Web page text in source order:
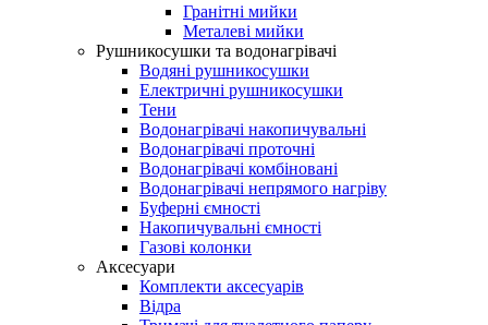
Гранітні мийки
Металеві мийки
Рушникосушки та водонагрівачі
Водяні рушникосушки
Електричні рушникосушки
Тени
Водонагрівачі накопичувальні
Водонагрівачі проточні
Водонагрівачі комбіновані
Водонагрівачі непрямого нагріву
Буферні ємності
Накопичувальні ємності
Газові колонки
Аксесуари
Комплекти аксесуарів
Відра